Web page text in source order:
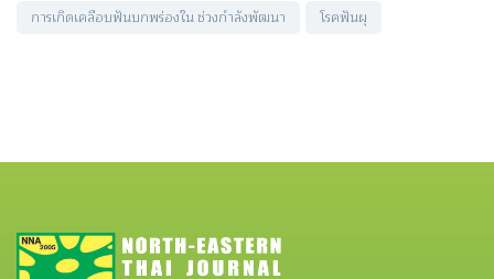
การเกิดเคลือบฟันบกพร่องใน ช่วงกำลังพัฒนา
โรคฟันผุ